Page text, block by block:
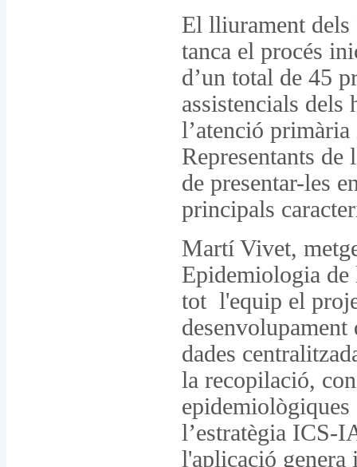
El lliurament
tanca el procés
d’un total de 45
assistencials dels
l’atenció
Representants de
de presentar-les
principals
Martí Vivet,
Epidemiologia de
tot l'equip el
dades
la recopilació,
epidemiològiques
l’estratègia ICS-
l'aplicació genera